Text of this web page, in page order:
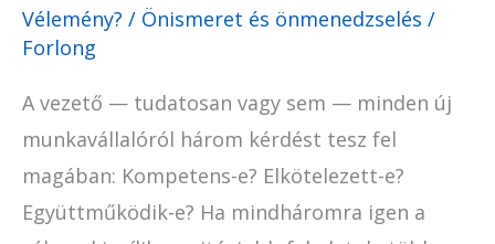
Vélemény? / Önismeret és önmenedzselés /
Forlong
A vezető — tudatosan vagy sem — minden új
munkavállalóról három kérdést tesz fel
magában: Kompetens-e? Elkötelezett-e?
Együttműködik-e? Ha mindháromra igen a